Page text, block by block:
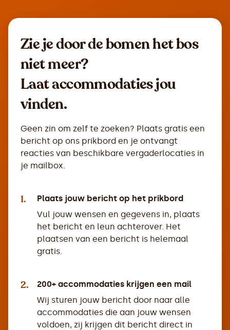
Zie je door de bomen het bos
niet meer?
Laat accommodaties jou
vinden.
Geen zin om zelf te zoeken? Plaats gratis een
bericht op ons prikbord en je ontvangt
reacties van beschikbare vergaderlocaties in
je mailbox.
1.
Plaats jouw bericht op het prikbord
Vul jouw wensen en gegevens in, plaats
het bericht en leun achterover. Het
plaatsen van een bericht is helemaal
gratis.
2.
200+ accommodaties krijgen een mail
Wij sturen jouw bericht door naar alle
accommodaties die aan jouw wensen
voldoen, zij krijgen dit bericht direct in